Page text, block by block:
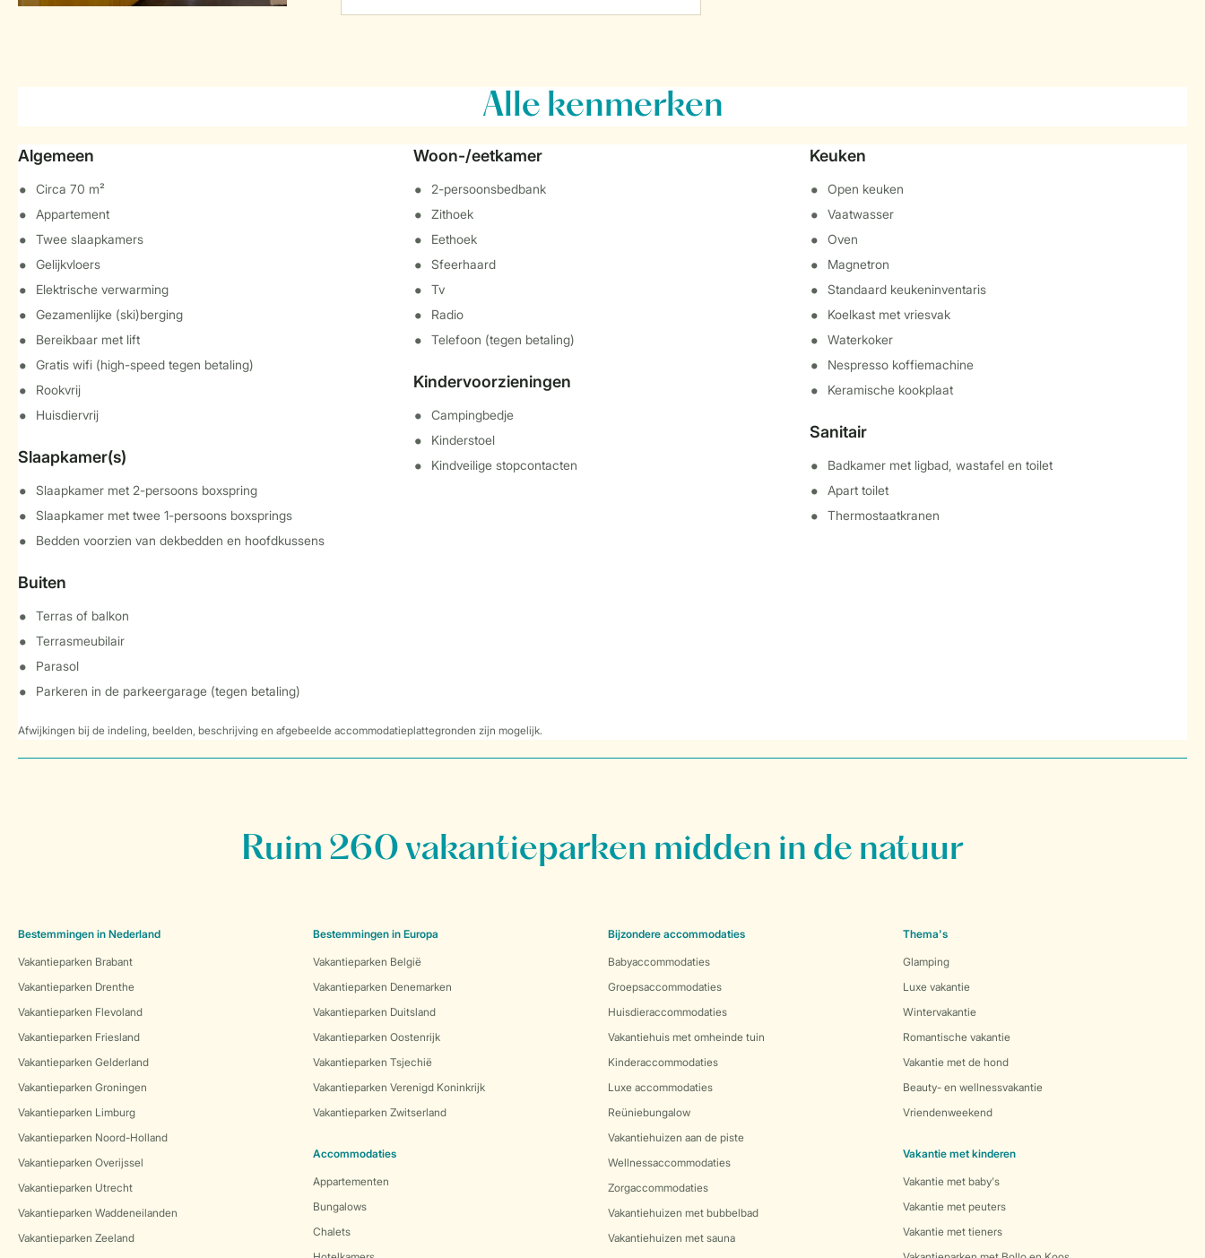
Alle kenmerken
Algemeen
Circa 70 m²
Appartement
Twee slaapkamers
Gelijkvloers
Elektrische verwarming
Gezamenlijke (ski)berging
Bereikbaar met lift
Gratis wifi (high-speed tegen betaling)
Rookvrij
Huisdiervrij
Slaapkamer(s)
Slaapkamer met 2-persoons boxspring
Slaapkamer met twee 1-persoons boxsprings
Bedden voorzien van dekbedden en hoofdkussens
Buiten
Terras of balkon
Terrasmeubilair
Parasol
Parkeren in de parkeergarage (tegen betaling)
Woon-/eetkamer
2-persoonsbedbank
Zithoek
Eethoek
Sfeerhaard
Tv
Radio
Telefoon (tegen betaling)
Kindervoorzieningen
Campingbedje
Kinderstoel
Kindveilige stopcontacten
Keuken
Open keuken
Vaatwasser
Oven
Magnetron
Standaard keukeninventaris
Koelkast met vriesvak
Waterkoker
Nespresso koffiemachine
Keramische kookplaat
Sanitair
Badkamer met ligbad, wastafel en toilet
Apart toilet
Thermostaatkranen
Afwijkingen bij de indeling, beelden, beschrijving en afgebeelde accommodatieplattegronden zijn mogelijk.
Ruim 260 vakantieparken midden in de natuur
Bestemmingen in Nederland
Vakantieparken Brabant
Vakantieparken Drenthe
Vakantieparken Flevoland
Vakantieparken Friesland
Vakantieparken Gelderland
Vakantieparken Groningen
Vakantieparken Limburg
Vakantieparken Noord-Holland
Vakantieparken Overijssel
Vakantieparken Utrecht
Vakantieparken Waddeneilanden
Vakantieparken Zeeland
Bestemmingen in Europa
Vakantieparken België
Vakantieparken Denemarken
Vakantieparken Duitsland
Vakantieparken Oostenrijk
Vakantieparken Tsjechië
Vakantieparken Verenigd Koninkrijk
Vakantieparken Zwitserland
Accommodaties
Appartementen
Bungalows
Chalets
Bijzondere accommodaties
Babyaccommodaties
Groepsaccommodaties
Huisdieraccommodaties
Vakantiehuis met omheinde tuin
Kinderaccommodaties
Luxe accommodaties
Reüniebungalow
Vakantiehuizen aan de piste
Wellnessaccommodaties
Zorgaccommodaties
Vakantiehuizen met bubbelbad
Vakantiehuizen met sauna
Thema's
Glamping
Luxe vakantie
Wintervakantie
Romantische vakantie
Vakantie met de hond
Beauty- en wellnessvakantie
Vriendenweekend
Vakantie met kinderen
Vakantie met baby's
Vakantie met peuters
Vakantie met tieners